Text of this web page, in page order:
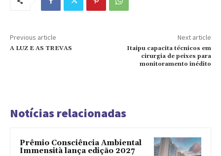
Previous article
A LUZ E AS TREVAS
Next article
Itaipu capacita técnicos em
cirurgia de peixes para
monitoramento inédito
Notícias relacionadas
Prêmio Consciência Ambiental
Immensità lança edição 2027